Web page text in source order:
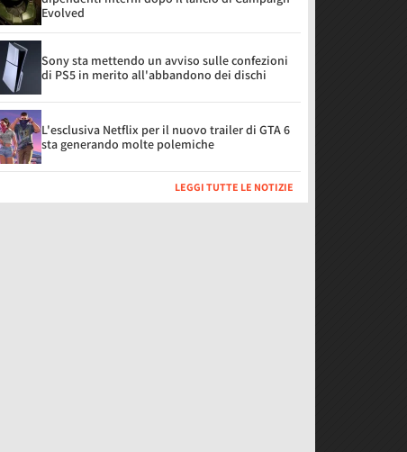
Evolved
Sony sta mettendo un avviso sulle confezioni
di PS5 in merito all'abbandono dei dischi
L'esclusiva Netflix per il nuovo trailer di GTA 6
sta generando molte polemiche
LEGGI TUTTE LE NOTIZIE